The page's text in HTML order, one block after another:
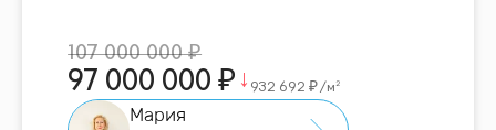
107 000 000
97 000 000 932 692 /м²
Мария